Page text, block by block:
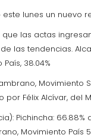
este lunes un
las actas
las tendencias.
38.04%
Movimiento
Félix Alcívar, del
Pichincha: 66.88%
Movimiento País